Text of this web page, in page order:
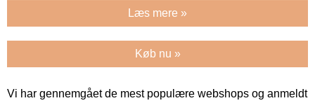
Læs mere »
Køb nu »
Vi har gennemgået de mest populære webshops og anmeldt